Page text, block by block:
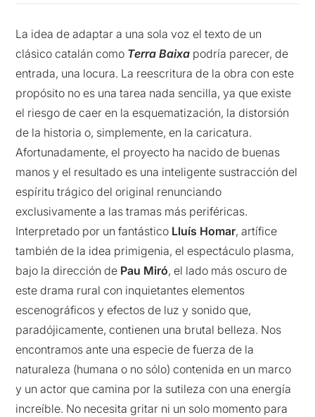
La idea de adaptar a una sola voz el texto de un
clásico catalán como Terra Baixa podría parecer, de
entrada, una locura. La reescritura de la obra con este
propósito no es una tarea nada sencilla, ya que existe
el riesgo de caer en la esquematización, la distorsión
de la historia o, simplemente, en la caricatura.
Afortunadamente, el proyecto ha nacido de buenas
manos y el resultado es una inteligente sustracción del
espíritu trágico del original renunciando
exclusivamente a las tramas más periféricas.
Interpretado por un fantástico Lluís Homar, artífice
también de la idea primigenia, el espectáculo plasma,
bajo la dirección de Pau Miró, el lado más oscuro de
este drama rural con inquietantes elementos
escenográficos y efectos de luz y sonido que,
paradójicamente, contienen una brutal belleza. Nos
encontramos ante una especie de fuerza de la
naturaleza (humana o no sólo) contenida en un marco
y un actor que camina por la sutileza con una energía
increíble. No necesita gritar ni un solo momento para